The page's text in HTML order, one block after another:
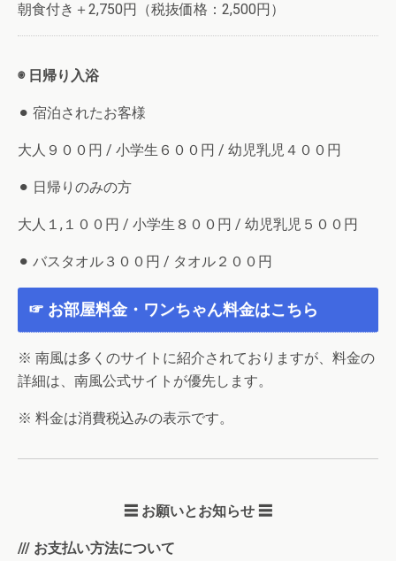
朝食付き＋2,750円（税抜価格：2,500円）
◉ 日帰り入浴
⚫︎ 宿泊されたお客様
大人９００円 / 小学生６００円 / 幼児乳児４００円
⚫︎ 日帰りのみの方
大人１,１００円 / 小学生８００円 / 幼児乳児５００円
⚫︎ バスタオル３００円 / タオル２００円
☞ お部屋料金・ワンちゃん料金はこちら
※ 南風は多くのサイトに紹介されておりますが、料金の
詳細は、南風公式サイトが優先します。
※ 料金は消費税込みの表示です。
☰ お願いとお知らせ ☰
/// お支払い方法について